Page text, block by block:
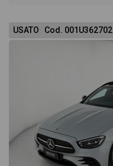
USATO Cod. 001U362702